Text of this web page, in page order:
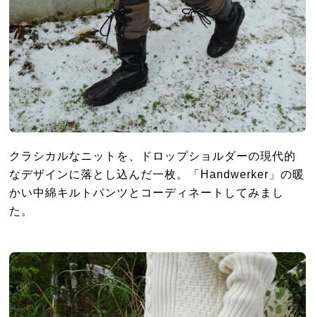
クラシカルなニットを、ドロップショルダーの現代的
なデザインに落とし込んだ一枚。「Handwerker」の暖
かい中綿キルトパンツとコーディネートしてみまし
た。